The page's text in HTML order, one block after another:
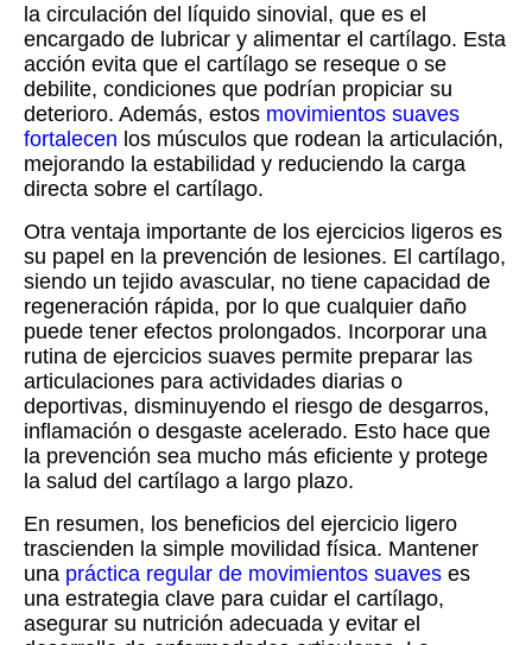
la circulación del líquido sinovial, que es el
encargado de lubricar y alimentar el cartílago. Esta
acción evita que el cartílago se reseque o se
debilite, condiciones que podrían propiciar su
deterioro. Además, estos movimientos suaves
fortalecen los músculos que rodean la articulación,
mejorando la estabilidad y reduciendo la carga
directa sobre el cartílago.
Otra ventaja importante de los ejercicios ligeros es
su papel en la prevención de lesiones. El cartílago,
siendo un tejido avascular, no tiene capacidad de
regeneración rápida, por lo que cualquier daño
puede tener efectos prolongados. Incorporar una
rutina de ejercicios suaves permite preparar las
articulaciones para actividades diarias o
deportivas, disminuyendo el riesgo de desgarros,
inflamación o desgaste acelerado. Esto hace que
la prevención sea mucho más eficiente y protege
la salud del cartílago a largo plazo.
En resumen, los beneficios del ejercicio ligero
trascienden la simple movilidad física. Mantener
una práctica regular de movimientos suaves es
una estrategia clave para cuidar el cartílago,
asegurar su nutrición adecuada y evitar el